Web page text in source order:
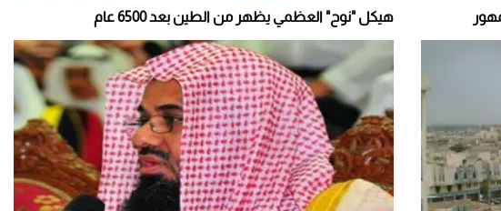
هيكل "نوح" العظمي يظهر من الطين بعد 6500 عام